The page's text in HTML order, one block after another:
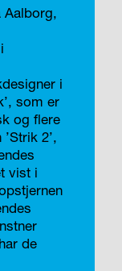
Aalborg,
i
som er
og flere
2’,
vist i
de